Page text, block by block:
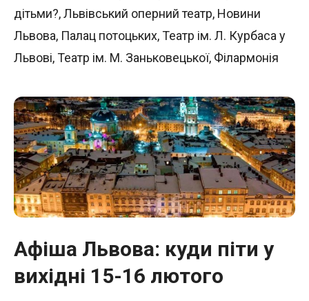
дітьми?,Львівський оперний театр, Новини
Львова, Палац потоцьких,Театр ім. Л. Курбаса у
Львові,Театр ім. М. Заньковецької, Філармонія
Афіша Львова: куди піти у
вихідні 15-16 лютого